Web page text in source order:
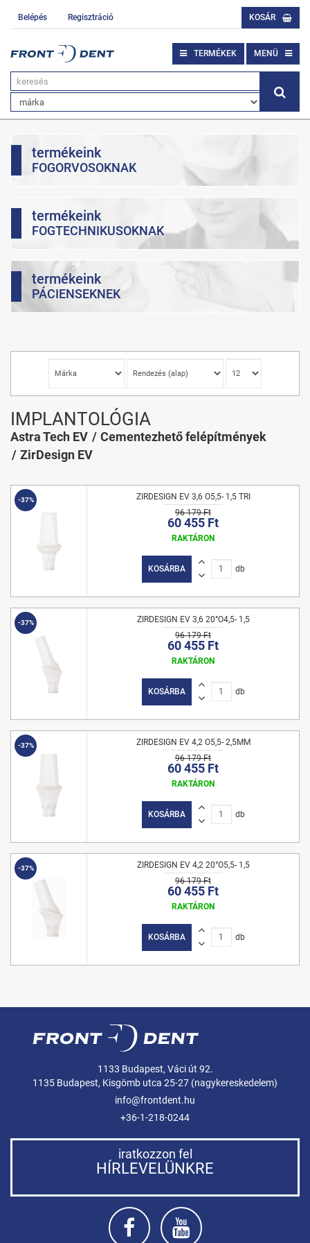
Belépés Regisztráció KOSÁR
TERMÉKEK MENÜ
termékeink
FOGORVOSOKNAK
termékeink
FOGTECHNIKUSOKNAK
termékeink
PÁCIENSEKNEK
IMPLANTOLÓGIA
Astra Tech EV
Cementezhető felépítmények
ZirDesign EV
-37%
ZIRDESIGN EV 3,6 O5,5- 1,5 TRI
96 179 Ft
60 455 Ft
RAKTÁRON
KOSÁRBA db
-37%
ZIRDESIGN EV 3,6 20°O4,5- 1,5
96 179 Ft
60 455 Ft
RAKTÁRON
KOSÁRBA db
-37%
ZIRDESIGN EV 4,2 O5,5- 2,5MM
96 179 Ft
60 455 Ft
RAKTÁRON
KOSÁRBA db
-37%
ZIRDESIGN EV 4,2 20°O5,5- 1,5
96 179 Ft
60 455 Ft
RAKTÁRON
KOSÁRBA db
1133 Budapest, Váci út 92.
1135 Budapest, Kisgömb utca 25-27 (nagykereskedelem)
info@frontdent.hu
+36-1-218-0244
iratkozzon fel
HÍRLEVELÜNKRE